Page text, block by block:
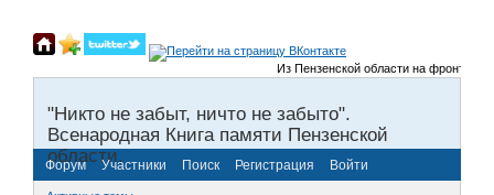
Из Пензенской области на фронты
"Никто не забыт, ничто не забыто".
Всенародная Книга памяти Пензенской
области.
Форум Участники Поиск Регистрация Войти